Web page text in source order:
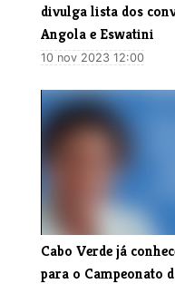
divulga lista dos
Angola e Eswatini
10 nov 2023 12:00
Cabo Verde já
para o Campeonato